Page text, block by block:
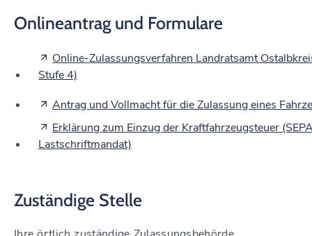
Onlineantrag und Formulare
Online-Zulassungsverfahren Landratsamt
Stufe 4)
Antrag und Vollmacht für die Zulassung eines
Erklärung zum Einzug der Kraftfahrzeugsteuer
Lastschriftmandat)
Zuständige Stelle